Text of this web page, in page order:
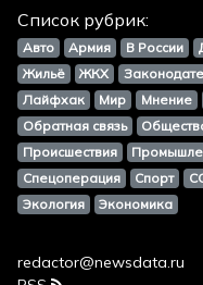
Список рубрик:
Авто Армия В России
Жильё
ЖКХ
Лайфхак
Мир Мнение
Обратная связь
Происшествия
Спецоперация
Спорт
Экология
Экономика
redactor@newsdata.ru